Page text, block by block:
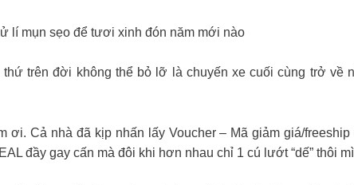
lí mụn sẹo để tươi xinh đón năm mới nào
thứ trên đời không thể bỏ lỡ là chuyến xe cuối cùng trở về
ơi. Cả nhà đã kịp nhấn lấy Voucher – Mã giảm giá/
đầy gay cấn mà đôi khi hơn nhau chỉ 1 cú lướt “dế” thôi